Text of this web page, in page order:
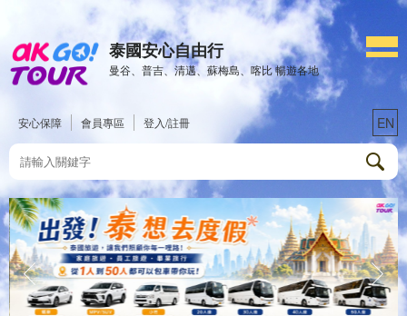
泰國安心自由行
曼谷、普吉、清邁、蘇梅島、喀比 暢遊各地
安心保障 會員專區 登入/註冊 EN